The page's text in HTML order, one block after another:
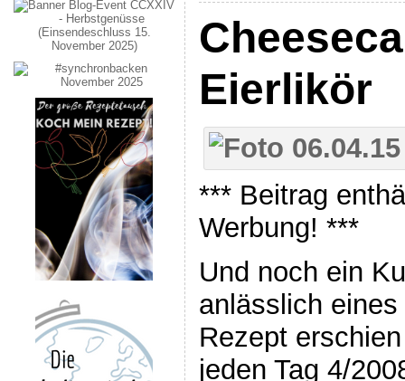
Eierlikör
*** Beitrag
Werbung! ***
Und noch ein
anlässlich
Rezept
jeden Tag 4/